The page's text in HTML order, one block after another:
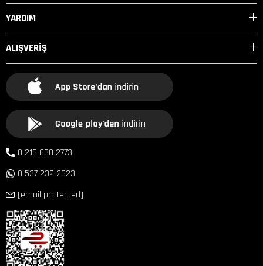
YARDIM
ALIŞVERİŞ
0 216 630 2773
0 537 232 2623
[email protected]